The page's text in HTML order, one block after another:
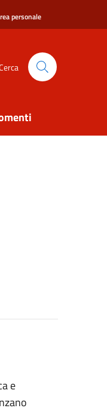
personale
e